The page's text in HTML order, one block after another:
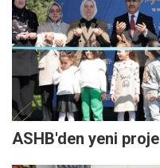
ASHB'den yeni proje